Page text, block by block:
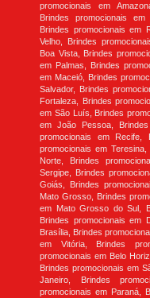
promocionais em
Brindes promocionais
Brindes promocionais em
Velho, Brindes
Boa Vista, Brindes
em Palmas, Brindes
em Maceió, Brindes
Salvador, Brindes
Fortaleza, Brindes
em São Luís, Brindes
em João Pessoa,
promocionais em Recife,
promocionais em
Norte, Brindes
Sergipe, Brindes
Goiás, Brindes
Mato Grosso, Brindes
em Mato Grosso do Sul,
Brindes promocionais em
Brasília, Brindes
em Vitória, Brindes
promocionais em Belo
Brindes promocionais em
Janeiro, Brindes
promocionais em Paraná,